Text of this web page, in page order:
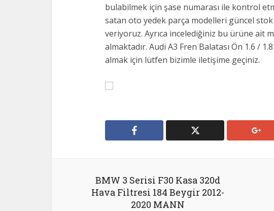
bulabilmek için şase numarası ile kontrol
satan oto yedek parça modelleri güncel
veriyoruz. Ayrıca incelediğiniz bu ürüne ait
almaktadır. Audi A3 Fren Balatası Ön 1.6 /
almak için lütfen bizimle iletişime geçiniz.
BMW 3 Serisi F30 Kasa 320d
Hava Filtresi 184 Beygir 2012-
2020 MANN